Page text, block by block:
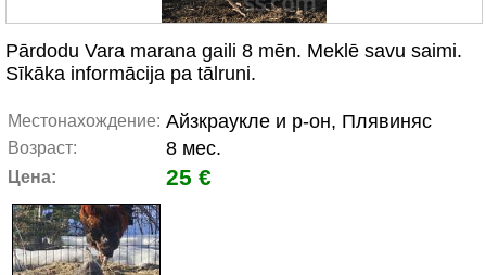
Pārdodu Vara marana gaili 8 mēn. Meklē savu saimi.
Sīkāka informācija pa tālruni.
Местонахождение: Айзкраукле и р-он, Плявиняс
Возраст: 8 мес.
Цена: 25 €